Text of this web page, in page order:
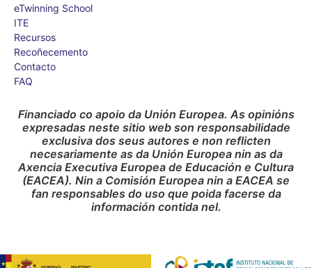
eTwinning School
ITE
Recursos
Recoñecemento
Contacto
FAQ
Financiado co apoio da Unión Europea. As opinións
expresadas neste sitio web son responsabilidade
exclusiva dos seus autores e non reflicten
necesariamente as da Unión Europea nin as da
Axencia Executiva Europea de Educación e Cultura
(EACEA). Nin a Comisión Europea nin a EACEA se
fan responsables do uso que poida facerse da
información contida nel.